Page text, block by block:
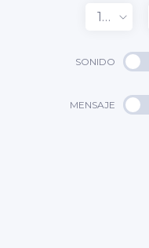
100
SONIDO
MENSAJE